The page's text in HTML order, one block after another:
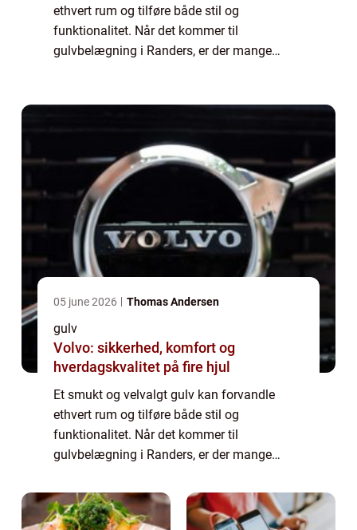
ethvert rum og tilføre både stil og
funktionalitet. Når det kommer til
gulvbelægning i Randers, er der mange
05 june 2026 Thomas Andersen
gulv
Volvo: sikkerhed, komfort og
hverdagskvalitet på fire hjul
Et smukt og velvalgt gulv kan forvandle
ethvert rum og tilføre både stil og
funktionalitet. Når det kommer til
gulvbelægning i Randers, er der mange
det perfekte gulv til dit hje...